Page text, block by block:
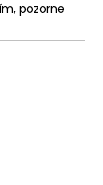
pozorne